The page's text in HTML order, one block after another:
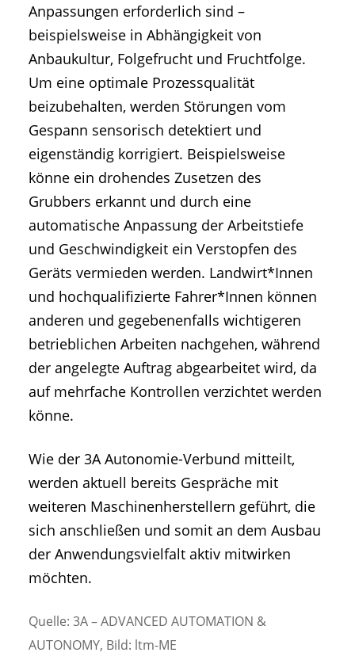
Anpassungen erforderlich sind –
beispielsweise in Abhängigkeit von
Anbaukultur, Folgefrucht und Fruchtfolge.
Um eine optimale Prozessqualität
beizubehalten, werden Störungen vom
Gespann sensorisch detektiert und
eigenständig korrigiert. Beispielsweise
könne ein drohendes Zusetzen des
Grubbers erkannt und durch eine
automatische Anpassung der Arbeitstiefe
und Geschwindigkeit ein Verstopfen des
Geräts vermieden werden. Landwirt*Innen
und hochqualifizierte Fahrer*Innen können
anderen und gegebenenfalls wichtigeren
betrieblichen Arbeiten nachgehen, während
der angelegte Auftrag abgearbeitet wird, da
auf mehrfache Kontrollen verzichtet werden
könne.
Wie der 3A Autonomie-Verbund mitteilt,
werden aktuell bereits Gespräche mit
weiteren Maschinenherstellern geführt, die
sich anschließen und somit an dem Ausbau
der Anwendungsvielfalt aktiv mitwirken
möchten.
Quelle: 3A – ADVANCED AUTOMATION &
AUTONOMY, Bild: ltm-ME